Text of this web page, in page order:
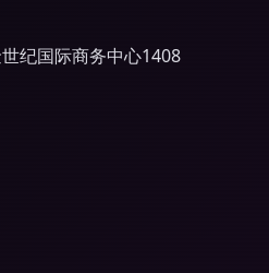
纪国际商务中心1408